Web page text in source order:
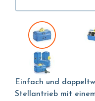
Einfach und
Stellantrieb mit